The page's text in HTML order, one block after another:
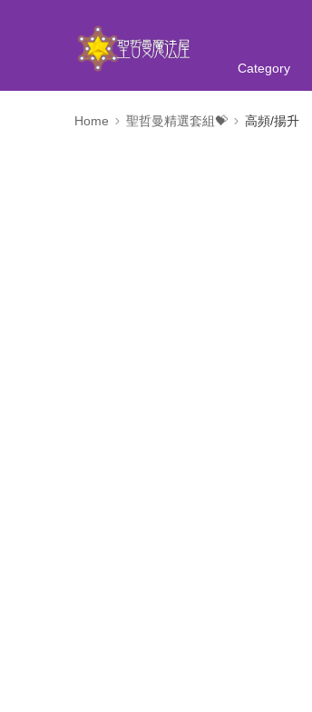
Category
Home 聖哲曼精選套組💝 高頻/揚升